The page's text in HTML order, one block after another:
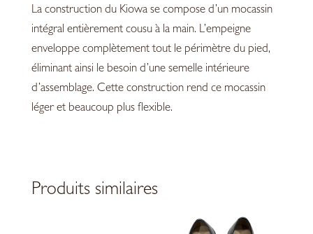
La construction du Kiowase compose d’un mocassin
intégral entièrement cousu à la main. L’empeigne
enveloppe complètement tout le périmètre du pied,
éliminant ainsi le besoin d’une semelle intérieure
d’assemblage. Cette construction rend ce mocassin
léger et beaucoup plus flexible.
Produits similaires